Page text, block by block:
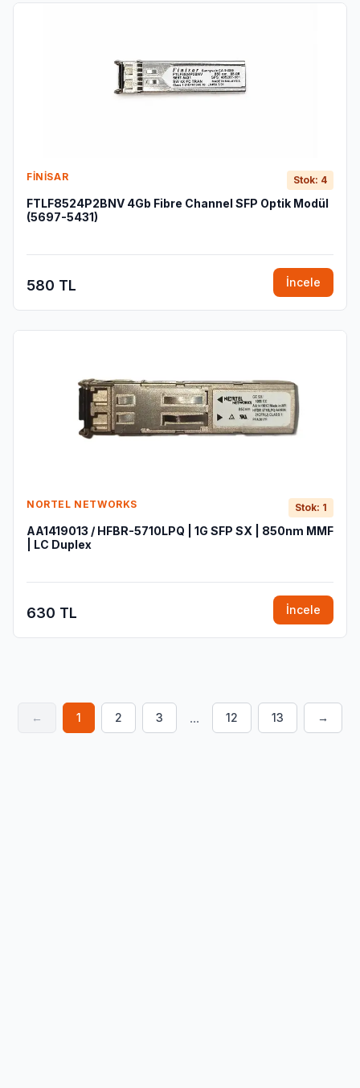
FINISAR Stok: 4
FTLF8524P2BNV 4Gb Fibre Channel SFP Optik Modül
(5697-5431)
580 TL İncele
NORTEL NETWORKS Stok: 1
AA1419013 / HFBR-5710LPQ | 1G SFP SX | 850nm MMF
| LC Duplex
630 TL İncele
← 1 2 3 ... 12 13 →